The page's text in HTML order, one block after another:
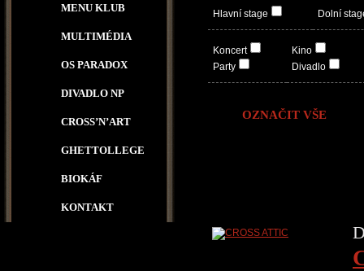
MENU KLUB
MULTIMÉDIA
OS PARADOX
DIVADLO NP
CROSS’N’ART
GHETTOLLEGE
BIOKÁF
KONTAKT
Hlavní stage Dolní
Koncert
Party
Kino
Divadlo
OZNAČIT VŠE